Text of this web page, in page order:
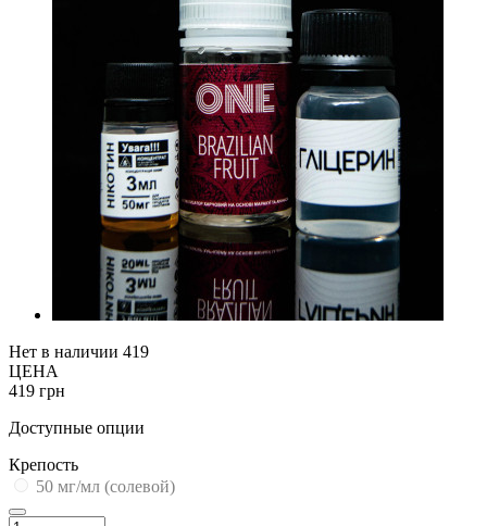
Нет в наличии 419
ЦЕНА
419 грн
Доступные опции
Крепость
50 мг/мл (солевой)